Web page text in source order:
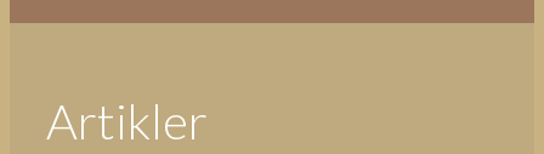
Artikler